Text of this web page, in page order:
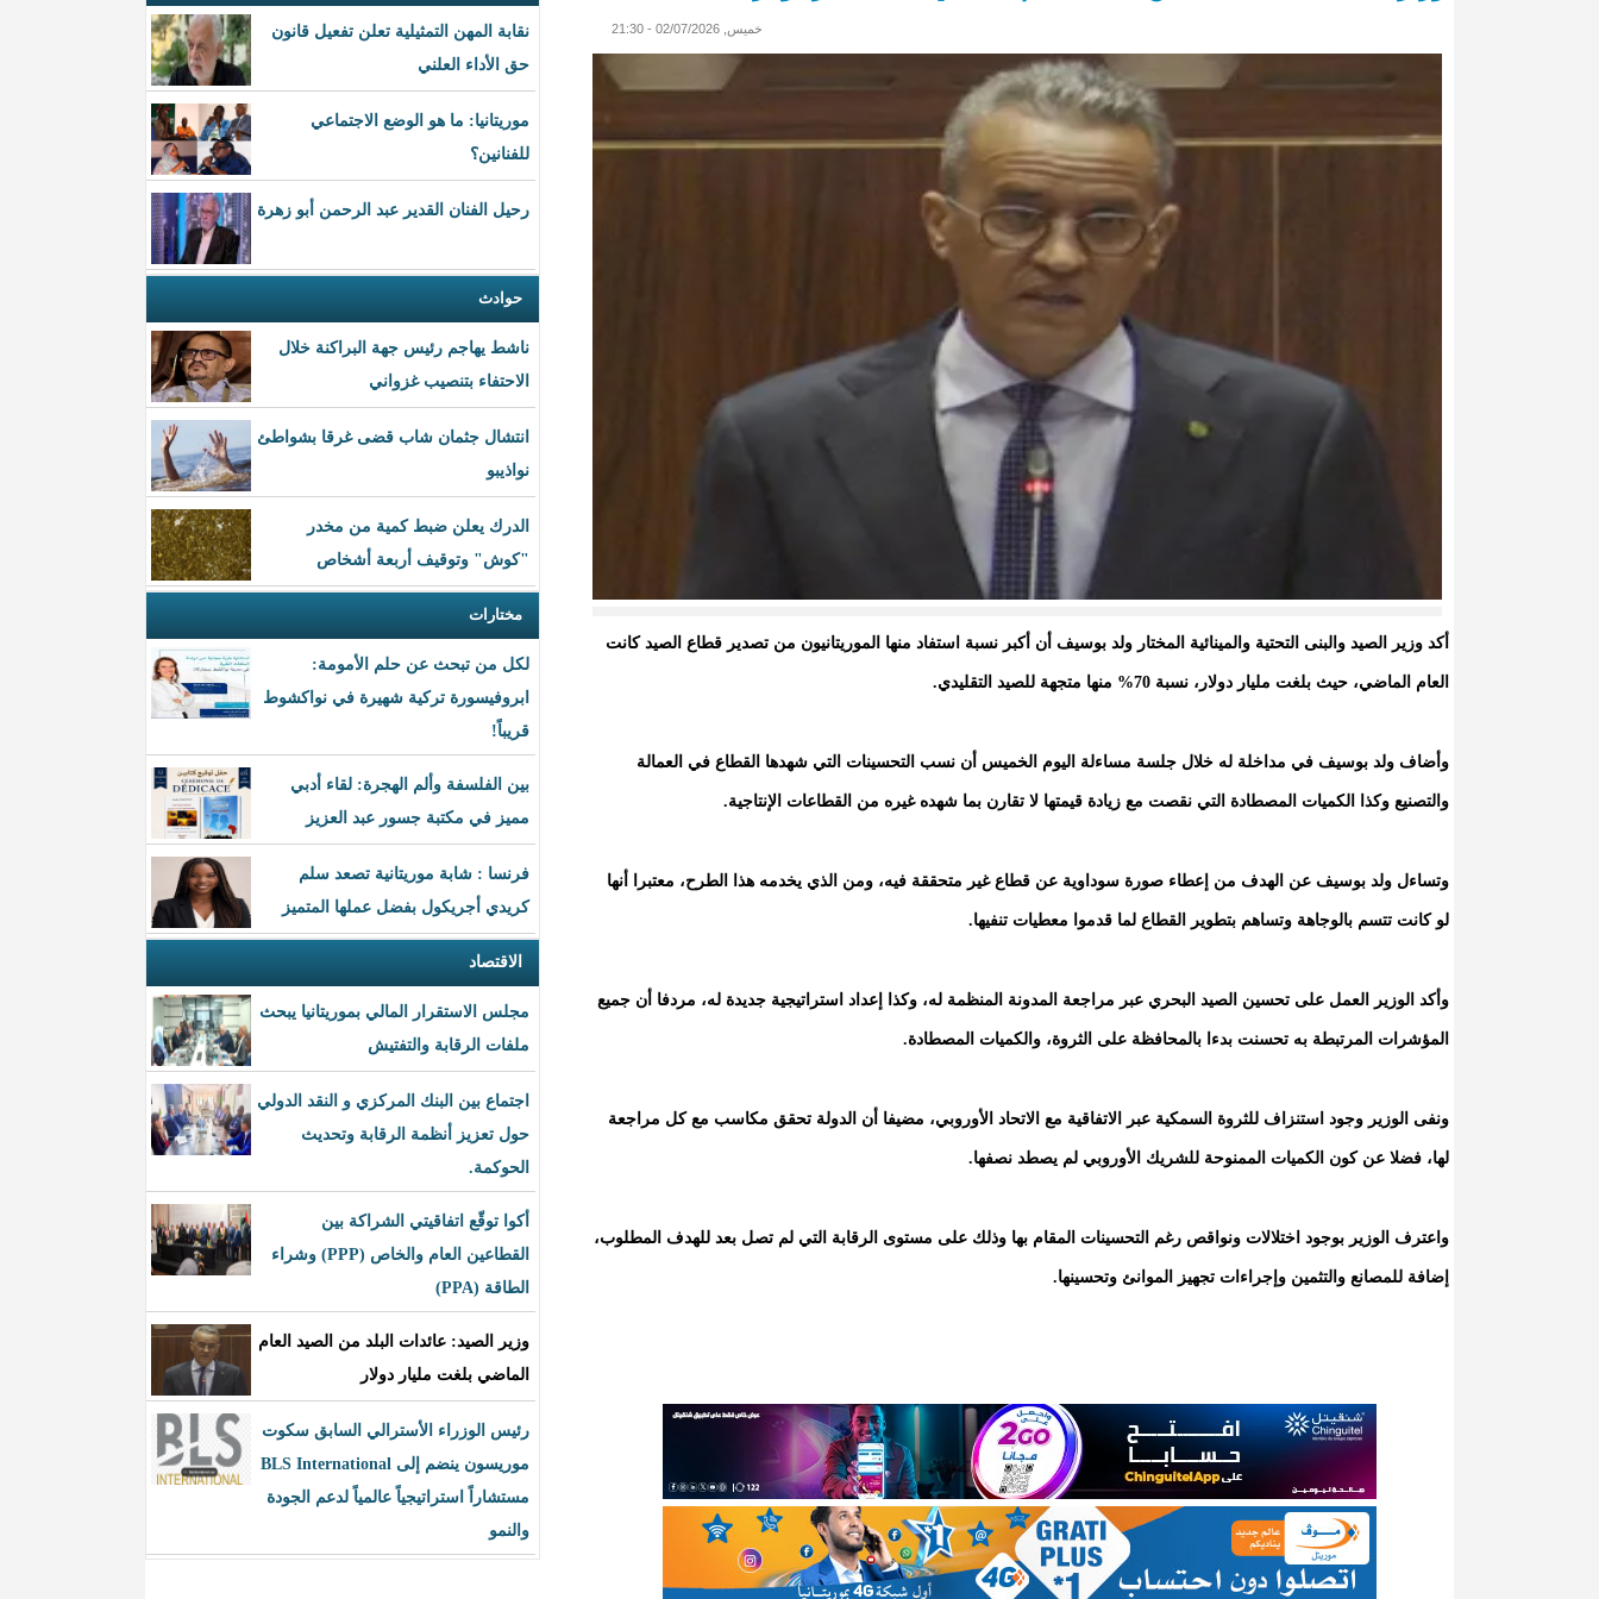
نقابة المهن التمثيلية تعلن تفعيل قانون
حق الأداء العلني
موريتانيا: ما هو الوضع الاجتماعي
للفنانين؟
رحيل الفنان القدير عبد الرحمن أبو زهرة
حوادث
ناشط يهاجم رئيس جهة البراكنة خلال
الاحتفاء بتنصيب غزواني
انتشال جثمان شاب قضى غرقا بشواطئ
نواذيبو
الدرك يعلن ضبط كمية من مخدر
"كوش" وتوقيف أربعة أشخاص
مختارات
لكل من تبحث عن حلم الأمومة:
ابروفيسورة تركية شهيرة في نواكشوط
قريباً!
بين الفلسفة وألم الهجرة: لقاء أدبي
مميز في مكتبة جسور عبد العزيز
فرنسا : شابة موريتانية تصعد سلم
كريدي أجريكول بفضل عملها المتميز
الاقتصاد
مجلس الاستقرار المالي بموريتانيا يبحث
ملفات الرقابة والتفتيش
اجتماع بين البنك المركزي و النقد الدولي
حول تعزيز أنظمة الرقابة وتحديث
الحوكمة.
أكوا توقّع اتفاقيتي الشراكة بين
القطاعين العام والخاص (PPP) وشراء
الطاقة (PPA)
وزير الصيد: عائدات البلد من الصيد العام
الماضي بلغت مليار دولار
رئيس الوزراء الأسترالي السابق سكوت
موريسون ينضم إلى BLS International
مستشاراً استراتيجياً عالمياً لدعم الجودة
والنمو
خميس, 02/07/2026 - 21:30
أكد وزير الصيد والبنى التحتية والمينائية المختار ولد بوسيف أن أكبر نسبة استفاد منها الموريتانيون من تصدير قطاع الصيد كانت
العام الماضي، حيث بلغت مليار دولار، نسبة 70% منها متجهة للصيد التقليدي.
وأضاف ولد بوسيف في مداخلة له خلال جلسة مساءلة اليوم الخميس أن نسب التحسينات التي شهدها القطاع في العمالة
والتصنيع وكذا الكميات المصطادة التي نقصت مع زيادة قيمتها لا تقارن بما شهده غيره من القطاعات الإنتاجية.
وتساءل ولد بوسيف عن الهدف من إعطاء صورة سوداوية عن قطاع غير متحققة فيه، ومن الذي يخدمه هذا الطرح، معتبرا أنها
لو كانت تتسم بالوجاهة وتساهم بتطوير القطاع لما قدموا معطيات تنفيها.
وأكد الوزير العمل على تحسين الصيد البحري عبر مراجعة المدونة المنظمة له، وكذا إعداد استراتيجية جديدة له، مردفا أن جميع
المؤشرات المرتبطة به تحسنت بدءا بالمحافظة على الثروة، والكميات المصطادة.
ونفى الوزير وجود استنزاف للثروة السمكية عبر الاتفاقية مع الاتحاد الأوروبي، مضيفا أن الدولة تحقق مكاسب مع كل مراجعة
لها، فضلا عن كون الكميات الممنوحة للشريك الأوروبي لم يصطد نصفها.
واعترف الوزير بوجود اختلالات ونواقص رغم التحسينات المقام بها وذلك على مستوى الرقابة التي لم تصل بعد للهدف المطلوب،
إضافة للمصانع والتثمين وإجراءات تجهيز الموانئ وتحسينها.